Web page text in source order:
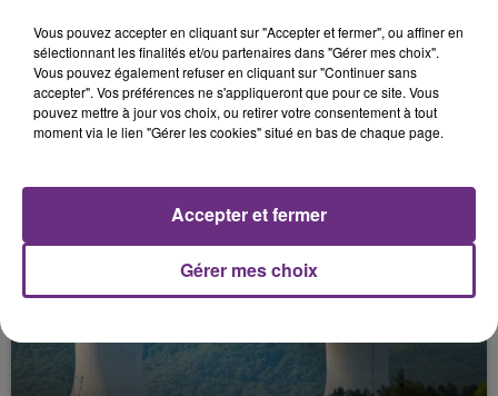
Julien Fourel n'a plus donné signé de vie depuis 5
mois. Sa sœur poursuit ses recherches pour le
Vous pouvez accepter en cliquant sur "Accepter et fermer", ou affiner en
sélectionnant les finalités et/ou partenaires dans "Gérer mes choix".
Vous pouvez également refuser en cliquant sur "Continuer sans
accepter". Vos préférences ne s'appliqueront que pour ce site. Vous
pouvez mettre à jour vos choix, ou retirer votre consentement à tout
moment via le lien "Gérer les cookies" situé en bas de chaque page.
Gérer mes choix
Accepter et fermer